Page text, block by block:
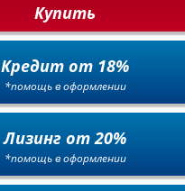
Купить
Кредит от 18%
*помощь в оформлении
Лизинг от 20%
*помощь в оформлении